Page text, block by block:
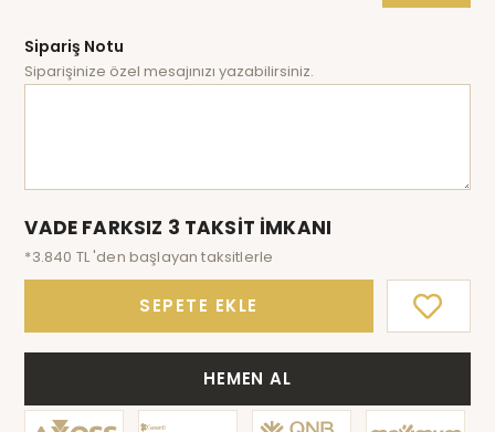
Sipariş Notu
Siparişinize özel mesajınızı yazabilirsiniz.
VADE FARKSIZ 3 TAKSİT İMKANI
*3.840 TL 'den başlayan taksitlerle
SEPETE EKLE
HEMEN AL